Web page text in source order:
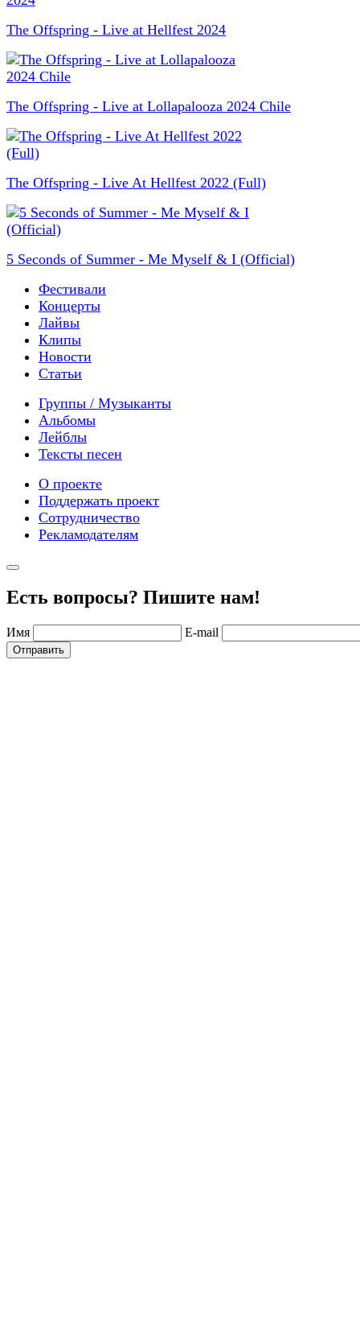
The Offspring - Live at Hellfest 2024
The Offspring - Live at Lollapalooza 2024 Chile
The Offspring - Live At Hellfest 2022 (Full)
5 Seconds of Summer - Me Myself & I (Official)
Фестивали
Концерты
Лайвы
Клипы
Новости
Статьи
Группы / Музыканты
Альбомы
Лейблы
Тексты песен
О проекте
Поддержать проект
Сотрудничество
Рекламодателям
Есть вопросы? Пишите нам!
Имя E-mail